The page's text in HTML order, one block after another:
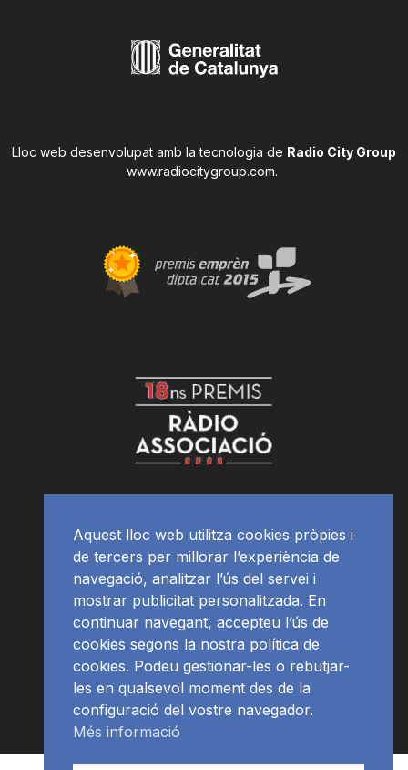
Lloc web desenvolupat amb la tecnologia de Radio City Group
www.radiocitygroup.com.
Aquest lloc web utilitza cookies pròpies i
de tercers per millorar l’experiència de
navegació, analitzar l’ús del servei i
mostrar publicitat personalitzada. En
continuar navegant, accepteu l’ús de
cookies segons la nostra política de
cookies. Podeu gestionar-les o rebutjar-
les en qualsevol moment des de la
configuració del vostre navegador.
Més informació